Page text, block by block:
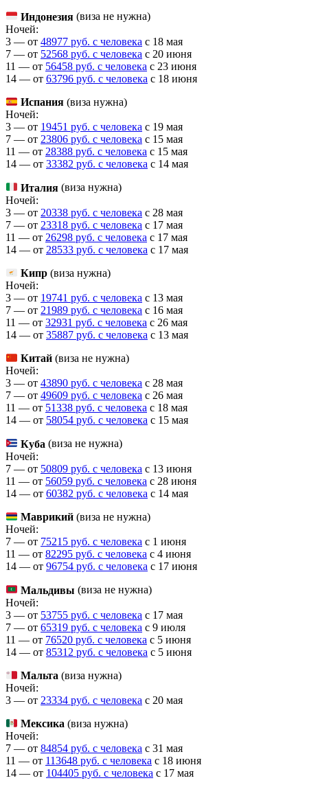
Индонезия (виза не нужна)
Ночей:
3 — от 48977 руб. с человека c 18 мая
7 — от 52568 руб. с человека c 20 июня
11 — от 56458 руб. с человека c 23 июня
14 — от 63796 руб. с человека c 18 июня
Испания (виза нужна)
Ночей:
3 — от 19451 руб. с человека c 19 мая
7 — от 23806 руб. с человека c 15 мая
11 — от 28388 руб. с человека c 15 мая
14 — от 33382 руб. с человека c 14 мая
Италия (виза нужна)
Ночей:
3 — от 20338 руб. с человека c 28 мая
7 — от 23318 руб. с человека c 17 мая
11 — от 26298 руб. с человека c 17 мая
14 — от 28533 руб. с человека c 17 мая
Кипр (виза нужна)
Ночей:
3 — от 19741 руб. с человека c 13 мая
7 — от 21989 руб. с человека c 16 мая
11 — от 32931 руб. с человека c 26 мая
14 — от 35887 руб. с человека c 13 мая
Китай (виза не нужна)
Ночей:
3 — от 43890 руб. с человека c 28 мая
7 — от 49609 руб. с человека c 26 мая
11 — от 51338 руб. с человека c 18 мая
14 — от 58054 руб. с человека c 15 мая
Куба (виза не нужна)
Ночей:
7 — от 50809 руб. с человека c 13 июня
11 — от 56059 руб. с человека c 28 июня
14 — от 60382 руб. с человека c 14 мая
Маврикий (виза не нужна)
Ночей:
7 — от 75215 руб. с человека c 1 июня
11 — от 82295 руб. с человека c 4 июня
14 — от 96754 руб. с человека c 17 июня
Мальдивы (виза не нужна)
Ночей:
3 — от 53755 руб. с человека c 17 мая
7 — от 65319 руб. с человека c 9 июля
11 — от 76520 руб. с человека c 5 июня
14 — от 85312 руб. с человека c 5 июня
Мальта (виза нужна)
Ночей:
3 — от 23334 руб. с человека c 20 мая
Мексика (виза нужна)
Ночей:
7 — от 84854 руб. с человека c 31 мая
11 — от 113648 руб. с человека c 18 июня
14 — от 104405 руб. с человека c 17 мая